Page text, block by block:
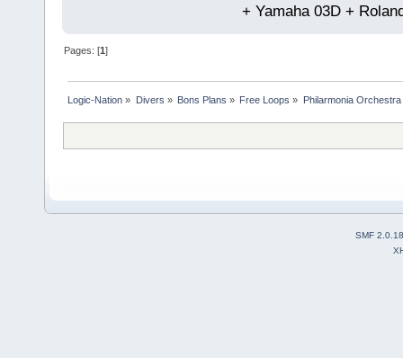
+ Yamaha 03D +
Pages: [1]
Logic-Nation » Divers » Bons Plans » Free Loops » Philarmonia Orchestra
SMF 2.0.18